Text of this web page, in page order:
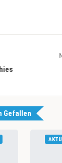
Gefallen